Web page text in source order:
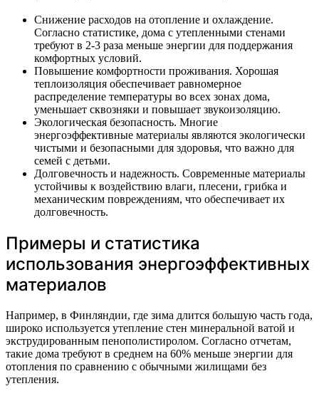
Снижение расходов на отопление и охлаждение.
Согласно статистике, дома с утепленными стенами
требуют в 2-3 раза меньше энергии для поддержания
комфортных условий.
Повышение комфортности проживания. Хорошая
теплоизоляция обеспечивает равномерное
распределение температуры во всех зонах дома,
уменьшает сквозняки и повышает звукоизоляцию.
Экологическая безопасность. Многие
энергоэффективные материалы являются экологически
чистыми и безопасными для здоровья, что важно для
семей с детьми.
Долговечность и надежность. Современные материалы
устойчивы к воздействию влаги, плесени, грибка и
механическим повреждениям, что обеспечивает их
долговечность.
Примеры и статистика
использования энергоэффективных
материалов
Например, в Финляндии, где зима длится большую часть года,
широко используется утепление стен минеральной ватой и
экструдированным пенополистиролом. Согласно отчетам,
такие дома требуют в среднем на 60% меньше энергии для
отопления по сравнению с обычными жилищами без
утепления.